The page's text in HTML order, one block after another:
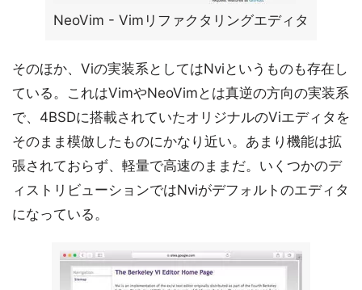
NeoVim - Vimリファクタリングエディタ
そのほか、Viの実装系としてはNviというものも存在し
ている。これはVimやNeoVimとは真逆の方向の実装系
で、4BSDに搭載されていたオリジナルのViエディタを
そのまま模倣したものにかなり近い。あまり機能は拡
張されておらず、軽量で高速のままだ。いくつかのデ
ィストリビューションではNviがデフォルトのエディタ
になっている。